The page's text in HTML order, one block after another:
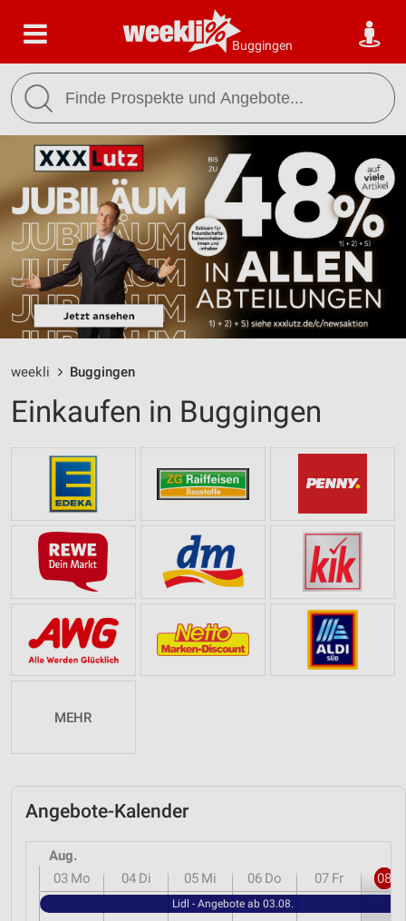
Buggingen
weekli Buggingen
Einkaufen in Buggingen
MEHR
Angebote-Kalender
Aug.
03 Mo 04 Di 05 Mi 06 Do 07 Fr 08
Lidl - Angebote ab 03.08.